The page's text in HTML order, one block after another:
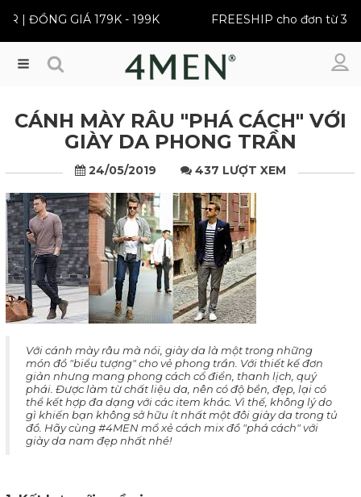
GIÁ 179K - 199K FREESHIP cho đơn từ 399K
Menu
CÁNH MÀY RÂU "PHÁ CÁCH" VỚI
GIÀY DA PHONG TRẦN
24/05/2019 437 LƯỢT XEM
Với cánh mày râu mà nói, giày da là một trong những
món đồ "biểu tượng" cho vẻ phong trần. Với thiết kế đơn
giản nhưng mang phong cách cổ điển, thanh lịch, quý
phái. Được làm từ chất liệu da, nên có độ bền, đẹp, lại có
thể kết hợp đa dạng với các item khác. Vì thế, không lý do
gì khiến bạn không sở hữu ít nhất một đôi giày da trong tủ
đồ. Hãy cùng #4MEN mổ xẻ cách mix đồ "phá cách" với
giày da nam đẹp nhất nhé!